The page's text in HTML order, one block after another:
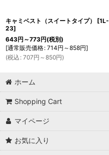
キャミベスト（スイートタイプ） [1L-
23]
643円 ～773円(税別)
[通常販売価格: 714円 ～858円]
(税込 : 707円 ～850円)
ホーム
Shopping Cart
マイページ
お気に入り